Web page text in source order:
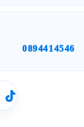
0894414546